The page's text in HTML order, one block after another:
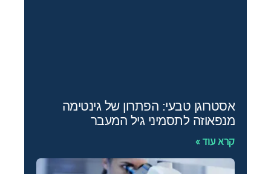
אסטרוגן טבעי: הפתרון של גינטימה
מנפאוזה לתסמיני גיל המעבר
קרא עוד »